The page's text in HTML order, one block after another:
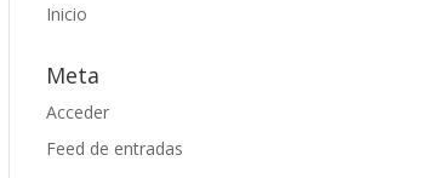
Inicio
Meta
Acceder
Feed de entradas